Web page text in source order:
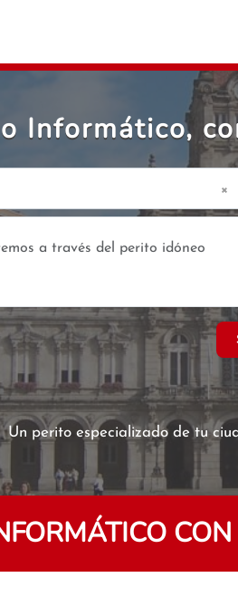
Informático,
×
Un perito especializado de tu